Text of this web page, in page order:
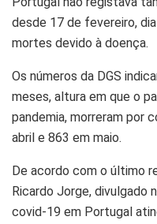
desde 17 de fevereiro,
mortes devido à doença.
Os números da DGS
meses, altura em que o
pandemia, morreram por
abril e 863 em maio.
De acordo com o último
Ricardo Jorge, divulgado
covid-19 em Portugal